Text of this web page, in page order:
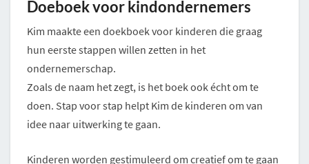
Doeboek voor kindondernemers
Kim maakte een doekboek voor kinderen die graag
hun eerste stappen willen zetten in het
ondernemerschap.
Zoals de naam het zegt, is het boek ook écht om te
doen. Stap voor stap helpt Kim de kinderen om van
idee naar uitwerking te gaan.
Kinderen worden gestimuleerd om creatief om te gaan